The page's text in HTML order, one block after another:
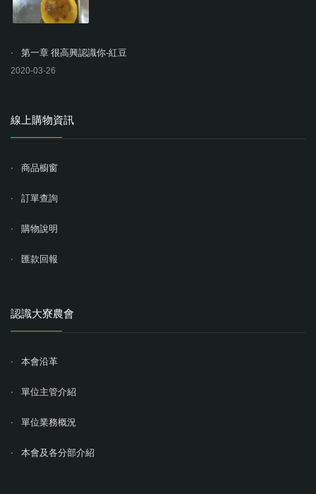
第一章 很高興認識你-紅豆
2020-03-26
線上購物資訊
商品櫥窗
訂單查詢
購物說明
匯款回報
認識大寮農會
本會沿革
單位主管介紹
單位業務概況
本會及各分部介紹